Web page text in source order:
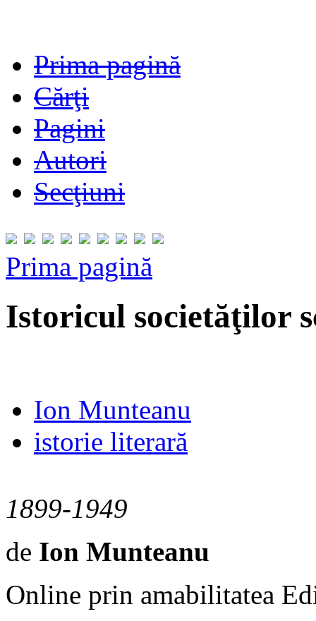
Prima pagină
Cărţi
Pagini
Autori
Secţiuni
Prima pagină
Istoricul societăţilor
Ion Munteanu
istorie literară
1899-1949
de Ion Munteanu
Online prin amabilitatea